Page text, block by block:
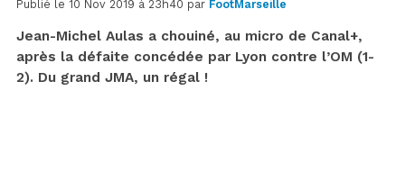
Publié le 10 Nov 2019 à 23h40 par FootMarseille
Jean-Michel Aulas a chouiné, au micro de Canal+,
après la défaite concédée par Lyon contre l’OM (1-
2). Du grand JMA, un régal !